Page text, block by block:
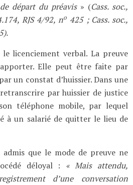
départ du préavis» (Cass. soc.,
, RJS 4/92, no 425; Cass. soc.,
licenciement verbal. La preuve
Elle peut être faite par
un constat d’huissier. Dans une
par huissier de justice
téléphone mobile, par lequel
à un salarié de quitter le lieu de
que le mode de preuve ne
déloyal : « Mais attendu,
d’une conversation